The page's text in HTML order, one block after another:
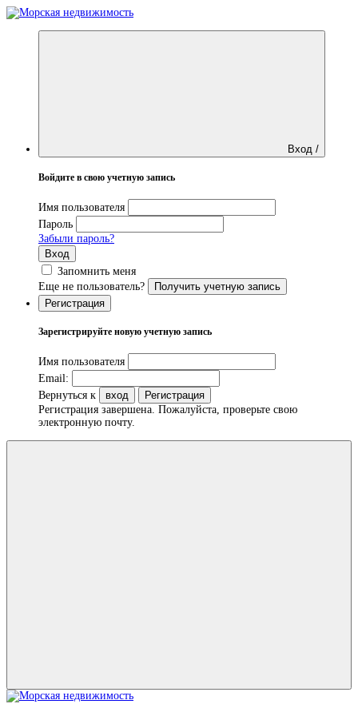
Вход /
Войдите в свою учетную запись
Имя пользователя
Пароль
Забыли пароль?
Вход
Запомнить меня
Еще не пользователь?
Получить учетную запись
Регистрация
Зарегистрируйте новую учетную запись
Имя пользователя
Email:
Вернуться к
вход
Регистрация
Регистрация завершена. Пожалуйста, проверьте свою
электронную почту.